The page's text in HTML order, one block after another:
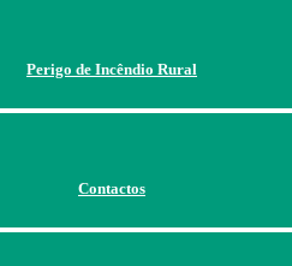
Perigo de Incêndio Rural
Contactos